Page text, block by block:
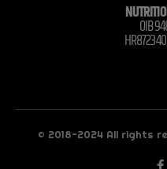
OIB
© 2018-2024 All rights